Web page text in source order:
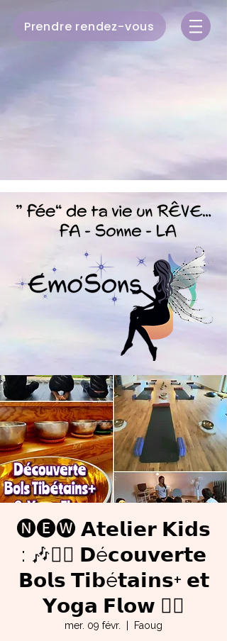
Prendre rendez-vous
🅝🅔🅦 𝗔𝘁𝗲𝗹𝗶𝗲𝗿 𝗞𝗶𝗱𝘀
: 🎶🤸‍♀️ 𝗗é𝗰𝗼𝘂𝘃𝗲𝗿𝘁𝗲
𝗕𝗼𝗹𝘀 𝗧𝗶𝗯é𝘁𝗮𝗶𝗻𝘀+ 𝗲𝘁
𝗬𝗼𝗴𝗮 𝗙𝗹𝗼𝘄 🧘‍♀️
mer. 09 févr. Faoug